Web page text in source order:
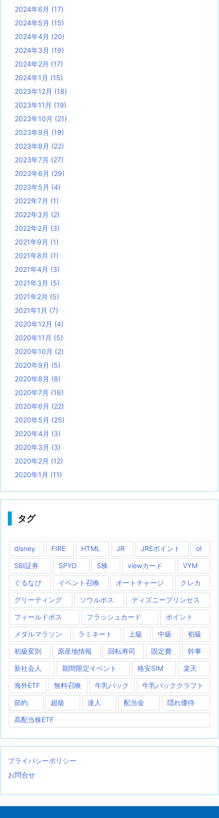
2024年6月 (17)
2024年5月 (15)
2024年4月 (20)
2024年3月 (19)
2024年2月 (17)
2024年1月 (15)
2023年12月 (18)
2023年11月 (19)
2023年10月 (21)
2023年9月 (19)
2023年8月 (22)
2023年7月 (27)
2023年6月 (29)
2023年5月 (4)
2022年7月 (1)
2022年3月 (2)
2022年2月 (3)
2021年9月 (1)
2021年8月 (1)
2021年4月 (3)
2021年3月 (5)
2021年2月 (5)
2021年1月 (7)
2020年12月 (4)
2020年11月 (5)
2020年10月 (2)
2020年9月 (5)
2020年8月 (8)
2020年7月 (16)
2020年6月 (22)
2020年5月 (25)
2020年4月 (3)
2020年3月 (3)
2020年2月 (12)
2020年1月 (11)
タグ
disney FIRE HTML JR JREポイント ol
SBI証券 SPYD S株 viewカード VYM
ぐるなび イベント召喚 オートチャージ クレカ
グリーティング ソウルボス ディズニープリンセス
フィールドボス フラッシュカード ポイント
メダルマラソン ラミネート 上級 中級 初級
初級変則 原産地情報 回転寿司 固定費 幹事
新社会人 期間限定イベント 格安SIM 楽天
海外ETF 無料召喚 牛乳パック 牛乳パッククラフト
節約 超級 達人 配当金 隠れ優待
高配当株ETF
プライバシーポリシー
お問合せ